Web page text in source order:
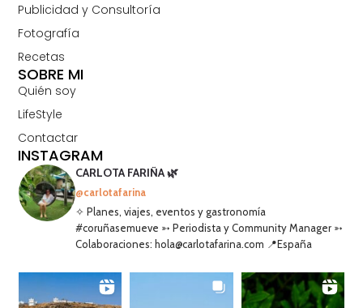
SOBRE MI
Quién soy
LifeStyle
Contactar
Publicidad y Consultoría
Fotografía
Recetas
INSTAGRAM
CARLOTA FARIÑA 🌿
@carlotafarina
✧ Planes, viajes, eventos y gastronomía
#coruñasemueve ➳ Periodista y Community Manager ➳
Colaboraciones: hola@carlotafarina.com 📍España